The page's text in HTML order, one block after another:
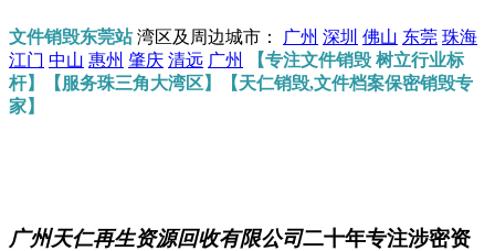
文件销毁东莞站湾区及周边城市： 广州 深圳 佛山 东莞 珠海
江门 中山 惠州 肇庆 清远 广州
【专注文件销毁 树立行业标
杆】【服务珠三角大湾区】【天仁销毁,文件档案保密销毁专
家】
广州天仁再生资源回收有限公司二十年专注涉密资